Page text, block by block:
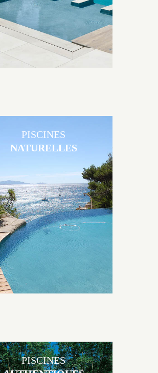
immergée, débordement.
en béton naturelles Jacques Brens sont
elles s’intègrent parfaitement à leur
grâce à un jeu de volume et de
sur-mesure conçu par notre bureau d’étude
spécialisé.
PISCINES
NATURELLES
PISCINES